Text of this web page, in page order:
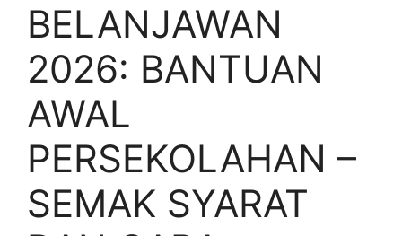
BELANJAWAN
2026: BANTUAN
AWAL
PERSEKOLAHAN –
SEMAK SYARAT